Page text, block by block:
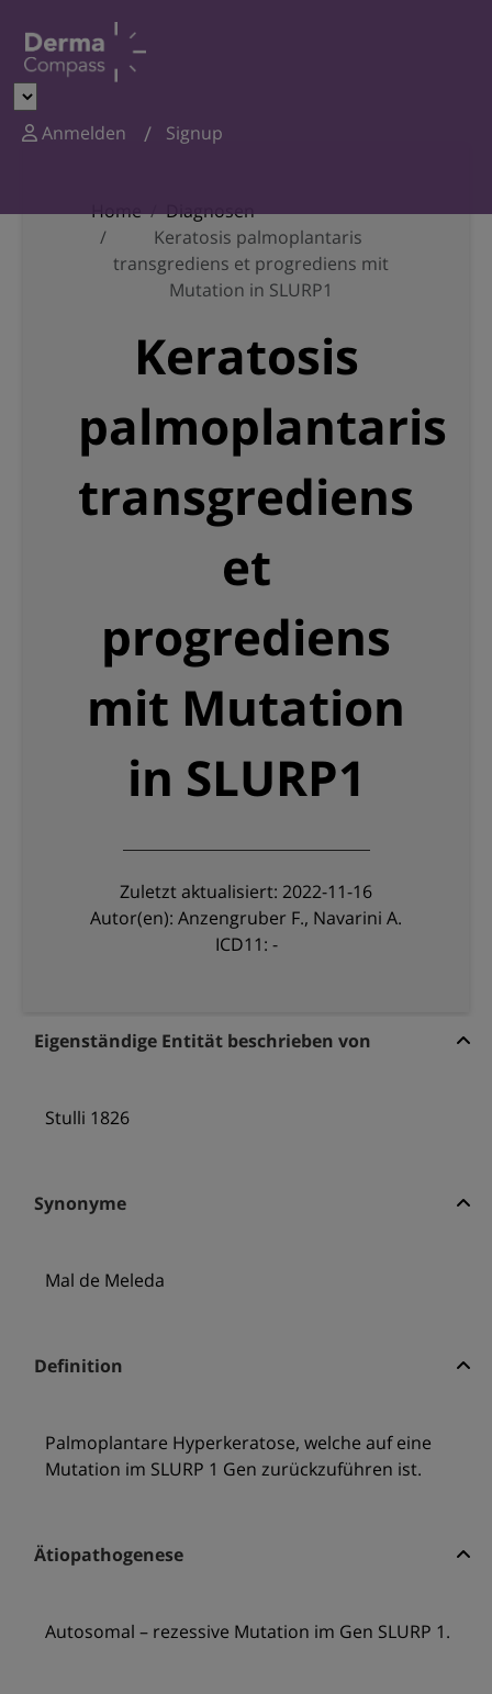
Anmelden Signup
Home
Diagnosen
Keratosis palmoplantaris
transgrediens et progrediens mit
Mutation in SLURP1
Keratosis
palmoplantaris
transgrediens
et
progrediens
mit Mutation
in SLURP1
Zuletzt aktualisiert: 2022-11-16
Autor(en): Anzengruber F., Navarini A.
ICD11: -
Eigenständige Entität beschrieben von
Stulli 1826
Synonyme
Mal de Meleda
Definition
Palmoplantare Hyperkeratose, welche auf eine
Mutation im SLURP 1 Gen zurückzuführen ist.
Ätiopathogenese
Autosomal – rezessive Mutation im Gen SLURP 1.